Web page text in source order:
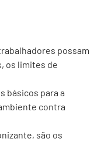
possam
os limites de
básicos para a
contra
são os